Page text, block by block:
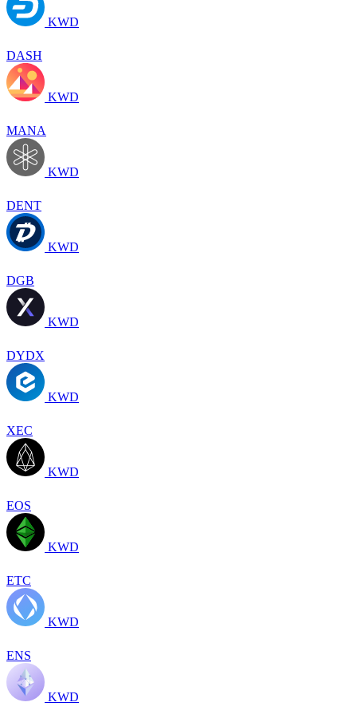
KWD
DASH
KWD
MANA
KWD
DENT
KWD
DGB
KWD
DYDX
KWD
XEC
KWD
EOS
KWD
ETC
KWD
ENS
KWD